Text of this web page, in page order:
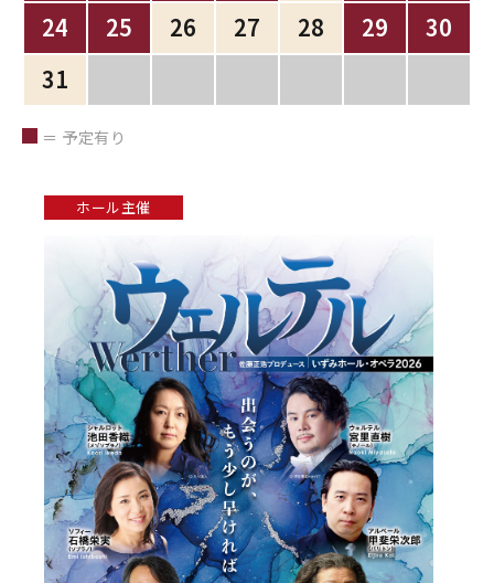
24 25 26 27 28 29
30
31
＝ 予定有り
ホール主催